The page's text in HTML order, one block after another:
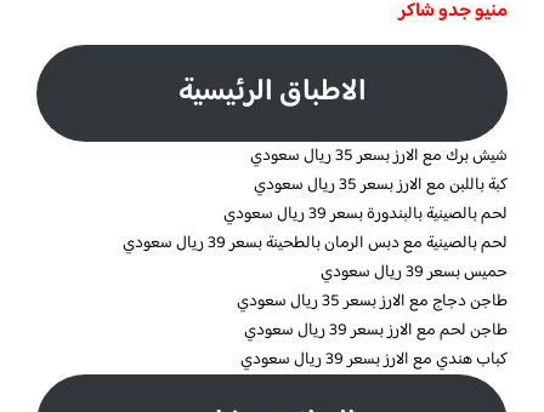
منيو جدو شاكر
الاطباق الرئيسية
شيش برك مع الارز بسعر 35 ريال سعودي
كبة باللبن مع الارز بسعر 35 ريال سعودي
لحم بالصينية بالبندورة بسعر 39 ريال سعودي
لحم بالصينية مع دبس الرمان بالطحينة بسعر 39 ريال سعودي
حميس بسعر 39 ريال سعودي
طاجن دجاج مع الارز بسعر 35 ريال سعودي
طاجن لحم مع الارز بسعر 39 ريال سعودي
كباب هندي مع الارز بسعر 39 ريال سعودي